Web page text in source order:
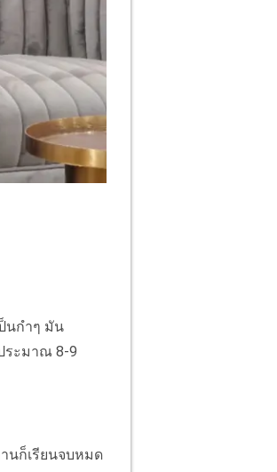
นกำๆ มัน
ระมาณ 8-9
นก็เรียนจบหมด